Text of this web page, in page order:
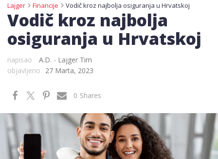
Lajger Financije Vodič kroz najbolja osiguranja u Hrvatskoj
Vodič kroz najbolja
osiguranja u Hrvatskoj
napisao
A.D. - Lajger Tim
objavljeno
27 Marta, 2023
Shares
0